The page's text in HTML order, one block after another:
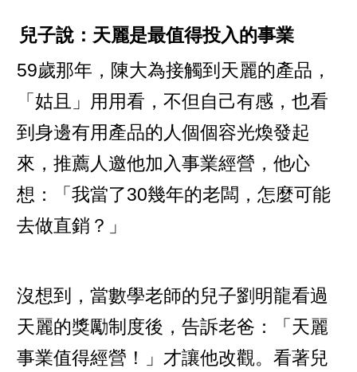
兒子說：天麗是最值得投入的事業
59歲那年，陳大為接觸到天麗的產品，
「姑且」用用看，不但自己有感，也看
到身邊有用產品的人個個容光煥發起
來，推薦人邀他加入事業經營，他心
想：「我當了30幾年的老闆，怎麼可能
去做直銷？」
沒想到，當數學老師的兒子劉明龍看過
天麗的獎勵制度後，告訴老爸：「天麗
事業值得經營！」才讓他改觀。看著兒